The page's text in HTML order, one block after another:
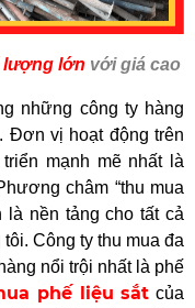
lượng lớn với giá cao
những công ty hàng
Đơn vị hoạt động trên
mạnh mẽ nhất là
châm “thu mua
là nền tảng cho tất cả
Công ty thu mua đa
nổi trội nhất là phế
phế liệu sắt của